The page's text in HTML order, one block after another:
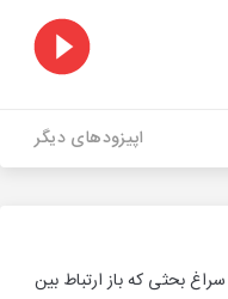
اپیزودهای دیگر
بحثی كه باز ارتباط بين